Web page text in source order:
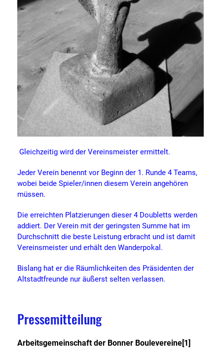
Gleichzeitig wird der Vereinsmeister ermittelt.
Jeder Verein benennt vor Beginn der 1. Runde 4 Teams,
wobei beide Spieler/innen diesem Verein angehören
müssen.
Die erreichten Platzierungen dieser 4 Doubletts werden
addiert. Der Verein mit der geringsten Summe hat im
Durchschnitt die beste Leistung erbracht und ist damit
Vereinsmeister und erhält den Wanderpokal.
Bislang hat er die Räumlichkeiten des Präsidenten der
Altstadtfreunde nur äußerst selten verlassen.
Pressemitteilung
Arbeitsgemeinschaft der Bonner Boulevereine[1]